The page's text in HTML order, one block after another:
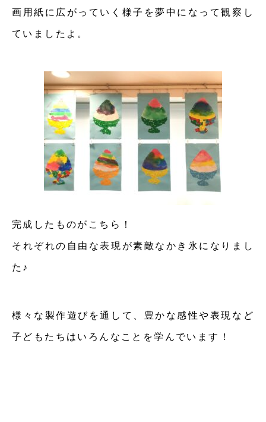
画用紙に広がっていく様子を夢中になって観察し
ていましたよ。
完成したものがこちら！
それぞれの自由な表現が素敵なかき氷になりまし
た♪
様々な製作遊びを通して、豊かな感性や表現など
子どもたちはいろんなことを学んでいます！